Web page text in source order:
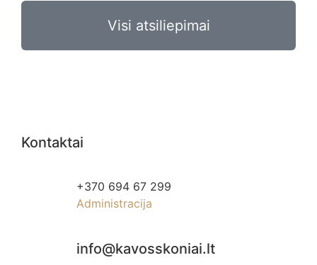
Visi atsiliepimai
Kontaktai
+370 694 67 299
Administracija
info@kavosskoniai.lt